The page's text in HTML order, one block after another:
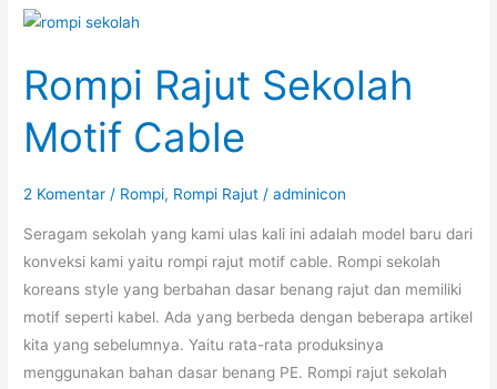
TK
SMP
SMA
Rompi Rajut Sekolah
Motif Cable
2 Komentar / Rompi, Rompi Rajut /adminicon
Seragam sekolah yang kami ulas kali ini adalah model baru dari
konveksi kami yaitu rompi rajut motif cable. Rompi sekolah
koreans style yang berbahan dasar benang rajut dan memiliki
motif seperti kabel. Ada yang berbeda dengan beberapa artikel
kita yang sebelumnya. Yaitu rata-rata produksinya
menggunakan bahan dasar benang PE. Rompi rajut sekolah